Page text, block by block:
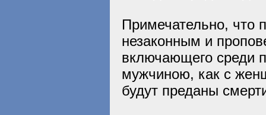
Примечательно, что
незаконным и
включающего среди
мужчиною, как с
будут преданы